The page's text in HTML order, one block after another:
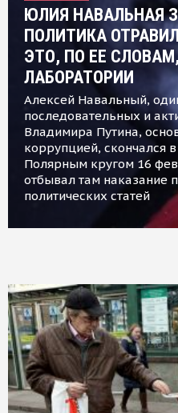
ЮЛИЯ НАВАЛЬНАЯ
ПОЛИТИКА
ЭТО, ПО ЕЕ
ЛАБОРАТОРИИ
Алексей Навальный,
последовательных и
Владимира Путина,
коррупцией, скончался
Полярным кругом 16
отбывал там наказание
политических статей